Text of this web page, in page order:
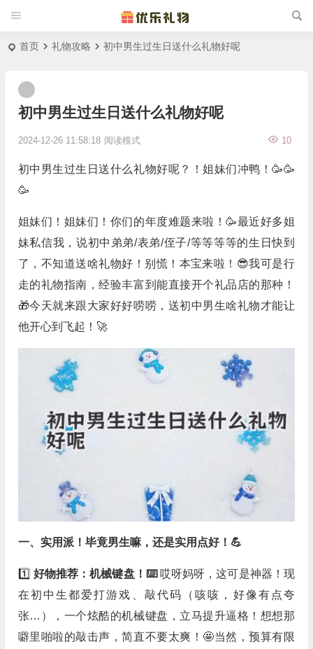
首页 礼物攻略 初中男生过生日送什么礼物好呢
初中男生过生日送什么礼物好呢
2024-12-26 11:58:18 10
阅读模式
初中男生过生日送什么礼物好呢？！姐妹们冲鸭！🥳🥳
🥳
姐妹们！姐妹们！你们的年度难题来啦！🥳最近好多姐
妹私信我，说初中弟弟/表弟/侄子/等等等等的生日快到
了，不知道送啥礼物好！别慌！本宝来啦！😎我可是行
走的礼物指南，经验丰富到能直接开个礼品店的那种！
🎁今天就来跟大家好好唠唠，送初中男生啥礼物才能让
他开心到飞起！🚀
一、实用派！毕竟男生嘛，还是实用点好！💪
1️⃣ 好物推荐：机械键盘！⌨️ 哎呀妈呀，这可是神器！现
在初中生都爱打游戏、敲代码（咳咳，好像有点夸
张…），一个炫酷的机械键盘，立马提升逼格！想想那
噼里啪啦的敲击声，简直不要太爽！🤩当然，预算有限